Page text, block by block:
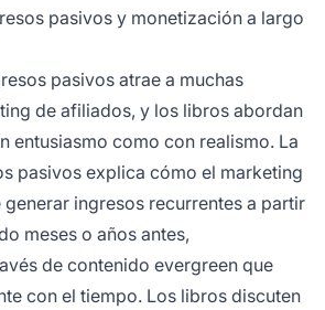
pasivos y monetización a largo
pasivos atrae a muchas
de afiliados, y los libros abordan
entusiasmo como con realismo. La
pasivos explica cómo el marketing
ingresos recurrentes a partir
meses o años antes,
de contenido evergreen que
con el tiempo. Los libros discuten